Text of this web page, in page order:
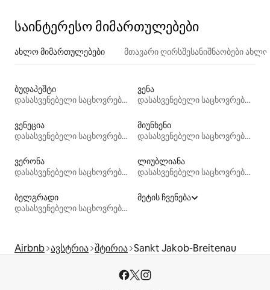
საინტერესო მიმართულებები
ახლო მიმართულებები მთავარი ღირსშესანიშნაობები
ბუდაპეშტი
დასასვენებელი საცხოვრებლები
ვენა
დასასვენებელი საცხოვრებლები
ვენეცია
დასასვენებელი საცხოვრებლები
მიუნხენი
დასასვენებელი საცხოვრებლები
ვერონა
დასასვენებელი საცხოვრებლები
ლიუბლიანა
დასასვენებელი საცხოვრებლები
ბელგრადი
დასასვენებელი საცხოვრებლები
მეტის ჩვენება
Airbnb ავსტრია შტირია Sankt Jakob-Breitenau